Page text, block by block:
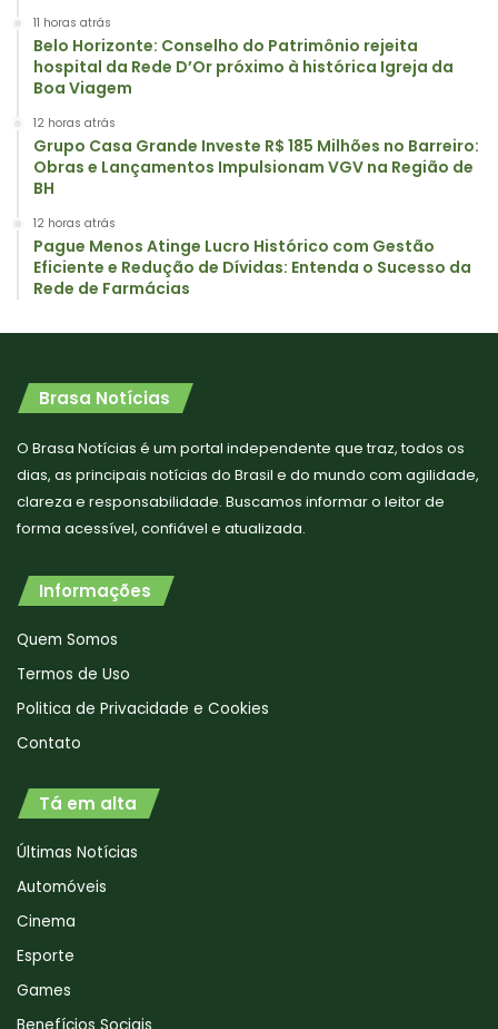
11 horas atrás
Belo Horizonte: Conselho do Patrimônio rejeita
hospital da Rede D’Or próximo à histórica Igreja da
Boa Viagem
12 horas atrás
Grupo Casa Grande Investe R$ 185 Milhões no Barreiro:
Obras e Lançamentos Impulsionam VGV na Região de
BH
12 horas atrás
Pague Menos Atinge Lucro Histórico com Gestão
Eficiente e Redução de Dívidas: Entenda o Sucesso da
Rede de Farmácias
Brasa Notícias
O Brasa Notícias é um portal independente que traz, todos os
dias, as principais notícias do Brasil e do mundo com agilidade,
clareza e responsabilidade. Buscamos informar o leitor de
forma acessível, confiável e atualizada.
Informações
Quem Somos
Termos de Uso
Politica de Privacidade e Cookies
Contato
Tá em alta
Últimas Notícias
Automóveis
Cinema
Esporte
Games